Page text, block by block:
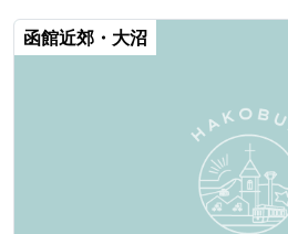
函館近郊・大沼